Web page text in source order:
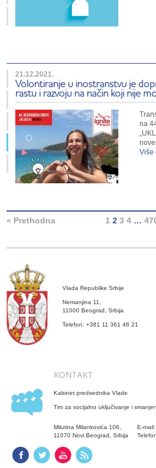
21.12.2021.
Volontiranje u inostranstvu je
rastu i razvoju na način koji nije
na
Više
« Prethodna 1 2 3 4 …
Vlada Republike Srbije
Nemanjina 11,
11000 Beograd, Srbija
Telefon: +381 11 361 46 21
KONTAKT
Kabinet predsednika Vlade
Tim za socijalno uključivanje i
Milutina Milankovića 106,
11070 Novi Beograd, Srbija
E-